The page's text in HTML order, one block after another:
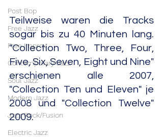
Post Bop
Free Jazz
Free Improv
Contemporary Jazz
Soul Jazz
Modern Jazz
Jazz Rock/Fusion
Electric Jazz
Teilweise waren die Tracks
sogar bis zu 40 Minuten lang.
"Collection Two, Three, Four,
Five, Six, Seven, Eight und Nine"
erschienen alle 2007,
"Collection Ten und Eleven" je
2008 und "Collection Twelve"
2009.